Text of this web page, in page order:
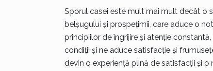
Sporul casei este mult mai mult decât o
belșugului și prospețimii, care aduce o
principiilor de îngrijire și atenție
condiții și ne aduce satisfacție și
devin o experiență plină de satisfacții și